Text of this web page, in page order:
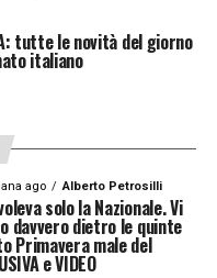
tutte le novità del giorno
italiano
ago Alberto Petrosilli
solo la Nazionale. Vi
davvero dietro le quinte
Primavera male del
e VIDEO